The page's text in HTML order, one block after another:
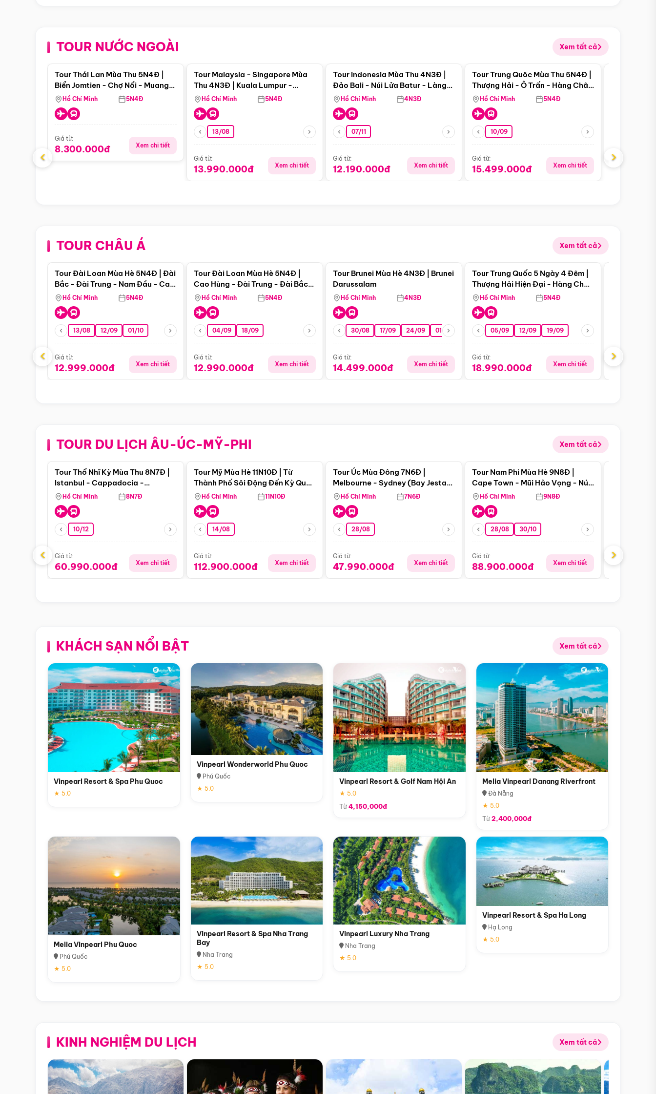
TOUR NƯỚC NGOÀI Xem tất cả
Điểm nổi bật
Tour Thái Lan Mùa Thu 5N4Đ |
Biển Jomtien - Chợ Nổi - Muang
Boran - Suanthai (Bay Vietnam
Airlines)
Hồ Chí Minh 5N4Đ
Giá từ:
8.300.000đ Xem chi tiết
Tour Malaysia - Singapore Mùa
Thu 4N3Đ | Kuala Lumpur -
Malacca - Johor Baru -
Singapore
Hồ Chí Minh 5N4Đ
13/08
Giá từ:
13.990.000đ Xem chi tiết
Tour Indonesia Mùa Thu 4N3Đ |
Đảo Bali - Núi Lửa Batur - Làng
Penglipuran
Hồ Chí Minh 4N3Đ
07/11
Giá từ:
12.190.000đ Xem chi tiết
Điểm nổi bật
Tour Trung Quôc Mùa Thu 5N4Đ |
Thượng Hải - Ô Trấn - Hàng Châu
(Tour Không Shopping)
Hồ Chí Minh 5N4Đ
10/09
Giá từ:
15.499.000đ Xem chi tiết
‹ ›
TOUR CHÂU Á Xem tất cả
Điểm nổi bật
Tour Đài Loan Mùa Hè 5N4Đ | Đài
Bắc - Đài Trung - Nam Đầu - Cao
Hùng ( Bay Vn)
Hồ Chí Minh 5N4Đ
13/08 12/09 01/10
Giá từ:
12.999.000đ Xem chi tiết
Tour Đài Loan Mùa Hè 5N4Đ |
Cao Hùng - Đài Trung - Đài Bắc
(Bay Vj)
Hồ Chí Minh 5N4Đ
04/09 18/09
Giá từ:
12.990.000đ Xem chi tiết
Tour Brunei Mùa Hè 4N3Đ | Brunei
Darussalam
Hồ Chí Minh 4N3Đ
30/08 17/09 24/09 01/10 15/10 29/10
Giá từ:
14.499.000đ Xem chi tiết
Điểm nổi bật
Tour Trung Quốc 5 Ngày 4 Đêm |
Thượng Hải Hiện Đại - Hàng Châu
Nên Thơ - Ô Trấn Cổ Kính
Hồ Chí Minh 5N4Đ
05/09 12/09 19/09
Giá từ:
18.990.000đ Xem chi tiết
Giá từ:
‹ ›
TOUR DU LỊCH ÂU-ÚC-MỸ-PHI Xem tất cả
Điểm nổi bật
Tour Thổ Nhĩ Kỳ Mùa Thu 8N7Đ |
Istanbul - Cappadocia -
Pamukkale
Hồ Chí Minh 8N7Đ
10/12
Giá từ:
60.990.000đ Xem chi tiết
Tour Mỹ Mùa Hè 11N10Đ | Từ
Thành Phố Sôi Động Đến Kỳ Quan
Thiên Nhiên Mỹ
Hồ Chí Minh 11N10Đ
14/08
Giá từ:
112.900.000đ Xem chi tiết
Tour Úc Mùa Đông 7N6Đ |
Melbourne - Sydney (Bay Jestar
Airways)
Hồ Chí Minh 7N6Đ
28/08
Giá từ:
47.990.000đ Xem chi tiết
Điểm nổi bật
Tour Nam Phi Mùa Hè 9N8Đ |
Cape Town - Mũi Hảo Vọng - Núi
Bàn - Johannesburg - Pretoria -
Safari - Lodge
Hồ Chí Minh 9N8Đ
28/08 30/10
Giá từ:
88.900.000đ Xem chi tiết
Giá từ:
‹ ›
KHÁCH SẠN NỔI BẬT Xem tất cả
Vinpearl Resort & Spa Phu Quoc
★ 5.0
Vinpearl Wonderworld Phu Quoc
Phú Quốc
★ 5.0
Vinpearl Resort & Golf Nam Hội An
★ 5.0
Từ4,150,000đ
Melia Vinpearl Danang Riverfront
Đà Nẵng
★ 5.0
Từ2,400,000đ
Melia Vinpearl Phu Quoc
Phú Quốc
★ 5.0
Vinpearl Resort & Spa Nha Trang
Bay
Nha Trang
★ 5.0
Vinpearl Luxury Nha Trang
Nha Trang
★ 5.0
Vinpearl Resort & Spa Ha Long
Hạ Long
★ 5.0
KINH NGHIỆM DU LỊCH Xem tất cả